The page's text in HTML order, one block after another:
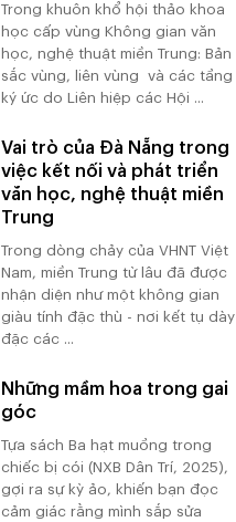
Trong khuôn khổ hội thảo khoa
học cấp vùng Không gian văn
học, nghệ thuật miền Trung: Bản
sắc vùng, liên vùng và các tầng
ký ức do Liên hiệp các Hội ...
Vai trò của Đà Nẵng trong
việc kết nối và phát triển
văn học, nghệ thuật miền
Trung
Trong dòng chảy của VHNT Việt
Nam, miền Trung từ lâu đã được
nhận diện như một không gian
giàu tính đặc thù - nơi kết tụ dày
đặc các ...
Những mầm hoa trong gai
góc
Tựa sách Ba hạt muồng trong
chiếc bị cói (NXB Dân Trí, 2025),
gợi ra sự kỳ ảo, khiến bạn đọc
cảm giác rằng mình sắp sửa